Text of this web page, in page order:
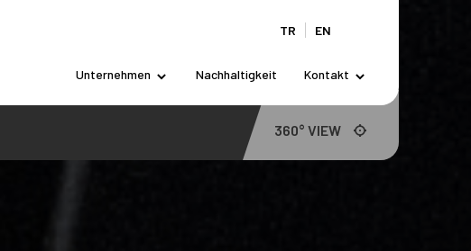
TR EN
Unternehmen Nachhaltigkeit Kontakt
360° VIEW